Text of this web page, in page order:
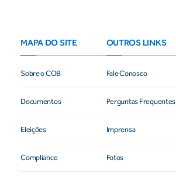
MAPA DO SITE
Sobre o COB
Documentos
Eleições
Compliance
OUTROS LINKS
Fale Conosco
Perguntas Frequentes
Imprensa
Fotos